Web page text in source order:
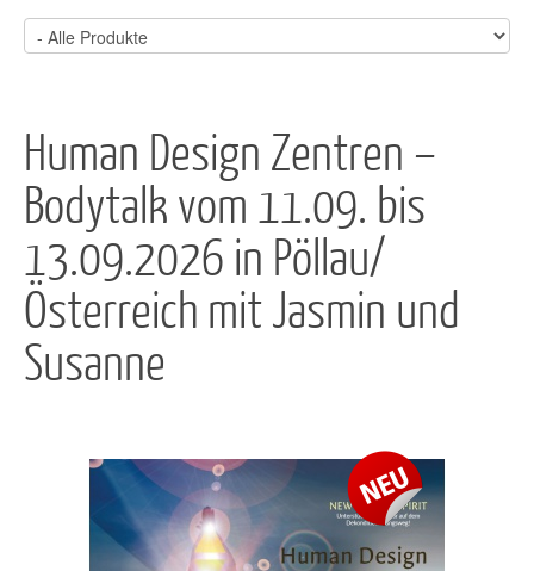
Human Design Zentren –
Bodytalk vom 11.09. bis
13.09.2026 in Pöllau/
Österreich mit Jasmin und
Susanne